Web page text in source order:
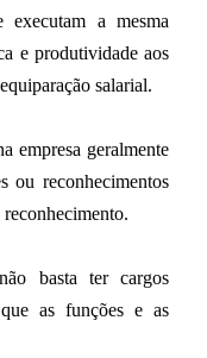
executam a mesma
e produtividade aos
salarial.
empresa geralmente
ou reconhecimentos
reconhecimento.
basta ter cargos
as funções e as